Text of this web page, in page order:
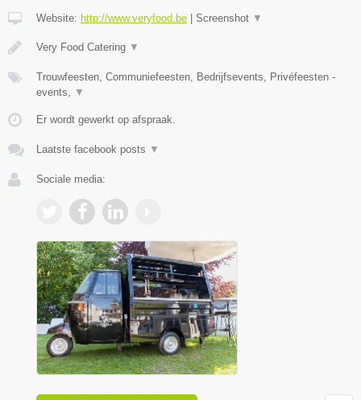
Website: http://www.veryfood.be Screenshot ▼
Very Food Catering ▼
Trouwfeesten, Communiefeesten, Bedrijfsevents, Privéfeesten -
events, ▼
Er wordt gewerkt op afspraak.
Laatste facebook posts ▼
Sociale media: